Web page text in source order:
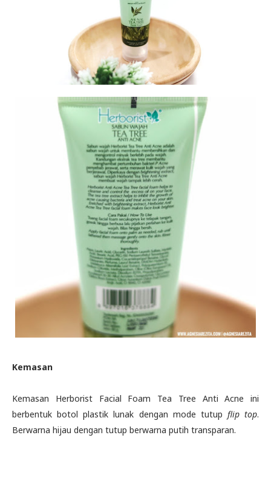
Kemasan
Kemasan Herborist Facial Foam Tea Tree Anti Acne ini
berbentuk botol plastik lunak dengan mode tutup flip top.
Berwarna hijau dengan tutup berwarna putih transparan.